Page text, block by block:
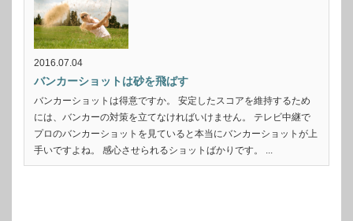
2016.07.04
バンカーショットは砂を飛ばす
バンカーショットは得意ですか。 安定したスコアを維持するため
には、バンカーの対策を立てなければいけません。 テレビ中継で
プロのバンカーショットを見ていると本当にバンカーショットが上
手いですよね。 感心させられるショットばかりです。 ...